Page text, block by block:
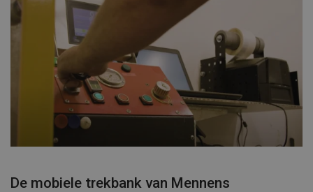
De mobiele trekbank van Mennens